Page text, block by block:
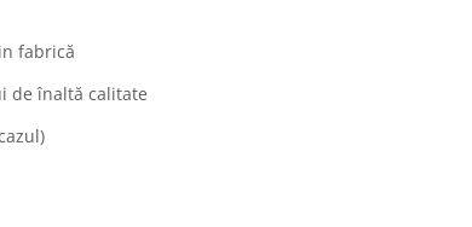
fabrică
de înaltă calitate